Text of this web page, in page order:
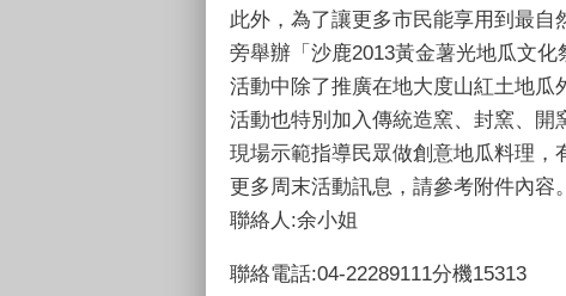
此外，為了讓更多市民能享用到最
旁舉辦「沙鹿2013黃金薯光地瓜文化
活動中除了推廣在地大度山紅土地
活動也特別加入傳統造窯、封窯、開
現場示範指導民眾做創意地瓜料理，
更多周末活動訊息，請參考附件內容
聯絡人:余小姐
聯絡電話:04-22289111分機15313